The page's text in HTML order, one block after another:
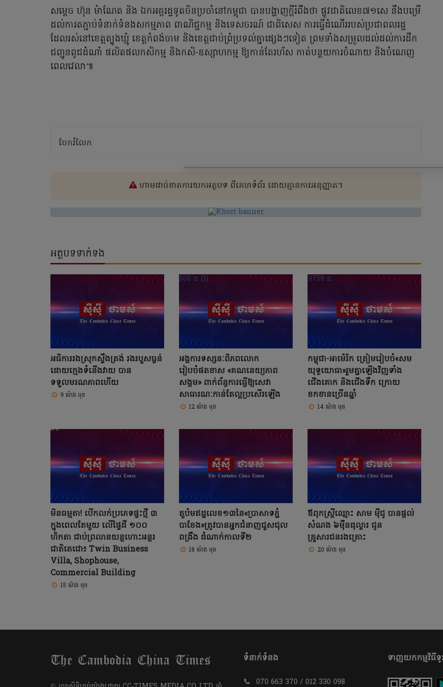
សម្តេច ហ៊ុន ម៉ាណែត និង ឯកអគ្គរដ្ឋទូត​ចិន​ប្រចាំ​នៅ​កម្ពុជា បានបង្ហាញក្តីរំពឹងថា ផ្លូវជាតិលេខ៧១សេ នឹងបម្រើ
ដល់ការតភ្ជាប់ទំនាក់​ទំនង​​សកម្មភាព ពាណិជ្ជកម្ម និងទេសចរណ៍ ជាពិសេស ការធ្វើដំណើរ​របស់ប្រជាពលរដ្ឋ
ដែលរស់នៅខេត្តត្បូងឃ្មុំ ខេត្តកំពង់ចាម និងខេត្ត​ជាប់​​ព្រំប្រទល់គ្នាផ្សេងៗទៀត ព្រមទាំងសម្រួលដល់ដល់ការដឹក
ជញ្ជូន​ពូជដំណាំ ផលិតផលកសិកម្ម និងកសិ-ឧស្សាហកម្ម ឱ្យកាន់​តែរហ័ស កាត់បន្ថយការចំណាយ និងចំណេញ
ពេលវេលា៕
ចែករំលែក
ហាមដាច់ខាតការយកអត្ថបទ ពីគេហទំព័រ ដោយគ្មានការអនុញ្ញាត។
អត្ថបទទាក់ទង
អធិការរងស្រុកស្ទឹងត្រង់ រងរបួសធ្ងន់
ដោយក្មេងទំនើងវាយ បាន
ទទួលមរណភាពហើយ
9 ម៉ោង មុន
អង្គការទស្សនៈពិភពលោក
រៀបចំផតខាស «គណនេយ្យភាព
សង្គម» ពាក់ព័ន្ធការធ្វើឱ្យសេវា
សាធារណៈកាន់តែល្អប្រសើរឡើង
12 ម៉ោង មុន
កម្ពុជា-អាម៉េរិក ត្រៀមរៀបចំ«សម
យុទ្ធ​យោធា»រួមគ្នាឡើងវិញទាំង
ជើងគោក និងជើងទឹក ក្រោយ
ខកខានច្រើនឆ្នាំ
14 ម៉ោង មុន
មិនធម្មតា! បើកលក់ប្រភេទផ្ទះថ្មី ៣
ក្នុងពេលតែមួយ លើផ្ទៃដី ១០០
ហិកតា ជាប់ព្រលានយន្តហោះអន្តរ
ជាតិតេជោ៖ Twin Business
Villa, Shophouse,
Commercial Building
15 ម៉ោង មុន
តួប៉មឥដ្ឋលេខ១៣នៃ«ប្រាសាទភ្នំ
បាខែង»ត្រូវបានអ្នកជំនាញជួសជុល
ពង្រឹង ដំណាក់កាលទី២
18 ម៉ោង មុន
ឪពុកស្រ្តីឈ្មោះ សាម ម៉ីជូ បានផ្តល់
សំណង ៦ម៉ឺនដុល្លារ ជូន
គ្រួសារជនរងគ្រោះ
20 ម៉ោង មុន
ទំនាក់ទំនង
070 663 370 / 012 330 098
ទាញយកកម្មវិធីទូ